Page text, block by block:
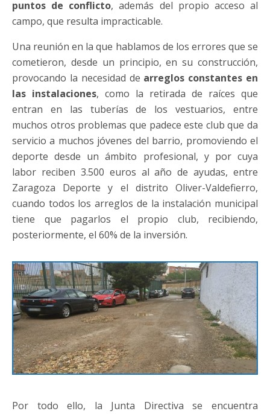
puntos de conflicto, además del propio acceso al
campo, que resulta impracticable.
Una reunión en la que hablamos de los errores que se
cometieron, desde un principio, en su construcción,
provocando la necesidad de arreglos constantes en
las instalaciones, como la retirada de raíces que
entran en las tuberías de los vestuarios, entre
muchos otros problemas que padece este club que da
servicio a muchos jóvenes del barrio, promoviendo el
deporte desde un ámbito profesional, y por cuya
labor reciben 3.500 euros al año de ayudas, entre
Zaragoza Deporte y el distrito Oliver-Valdefierro,
cuando todos los arreglos de la instalación municipal
tiene que pagarlos el propio club, recibiendo,
posteriormente, el 60% de la inversión.
Por todo ello, la Junta Directiva se encuentra